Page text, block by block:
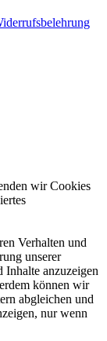
wir Cookies
Verhalten und
unserer
Inhalte anzuzeigen
können wir
abgleichen und
nur wenn